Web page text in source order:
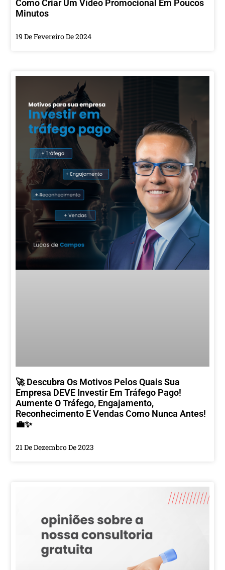
Como Criar Um Vídeo Promocional Em Poucos
Minutos
19 De Fevereiro De 2024
🚀 Descubra Os Motivos Pelos Quais Sua
Empresa DEVE Investir Em Tráfego Pago!
Aumente O Tráfego, Engajamento,
Reconhecimento E Vendas Como Nunca Antes!
💼✨
21 De Dezembro De 2023